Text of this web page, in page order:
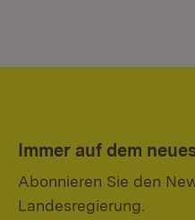
Immer auf dem
Abonnieren Sie den
Landesregierung.